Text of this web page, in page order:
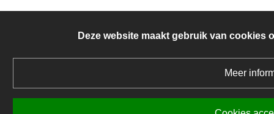
Deze website maakt gebruik van cookies
Meer